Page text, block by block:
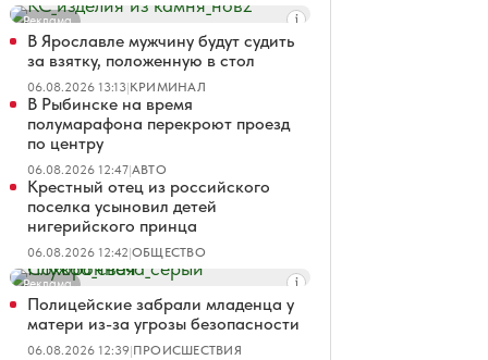
Реклама
В Ярославле мужчину будут судить
за взятку, положенную в стол
06.08.2026 13:13|КРИМИНАЛ
В Рыбинске на время
полумарафона перекроют проезд
по центру
06.08.2026 12:47|АВТО
Крестный отец из российского
поселка усыновил детей
нигерийского принца
06.08.2026 12:42|ОБЩЕСТВО
Реклама
Полицейские забрали младенца у
матери из-за угрозы безопасности
06.08.2026 12:39|ПРОИСШЕСТВИЯ